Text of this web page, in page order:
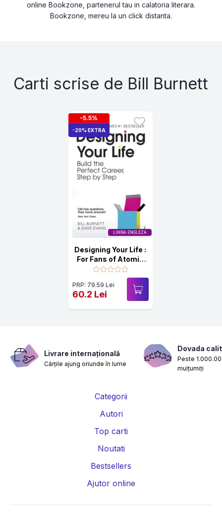
online Bookzone, partenerul tau in calatoria literara.
Bookzone, mereu la un click distanta.
Carti scrise de Bill Burnett
LIMBA ENGLEZA
-5.5%
-20% EXTRA
Designing Your Life :
For Fans of Atomic
Habits
PRP: 79.59 Lei
60.2 Lei
Livrare internațională
Cărțile ajung oriunde în lume
Dovada
Peste
mulțumiți
Categorii
Autori
Top carti
Noutati
Bestsellers
Ajutor online